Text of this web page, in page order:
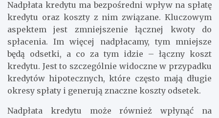
Nadpłata kredytu ma bezpośredni wpływ na spłatę
kredytu oraz koszty z nim związane. Kluczowym
aspektem jest zmniejszenie łącznej kwoty do
spłacenia. Im więcej nadpłacamy, tym mniejsze
będą odsetki, a co za tym idzie – łączny koszt
kredytu. Jest to szczególnie widoczne w przypadku
kredytów hipotecznych, które często mają długie
okresy spłaty i generują znaczne koszty odsetek.
Nadpłata kredytu może również wpłynąć na